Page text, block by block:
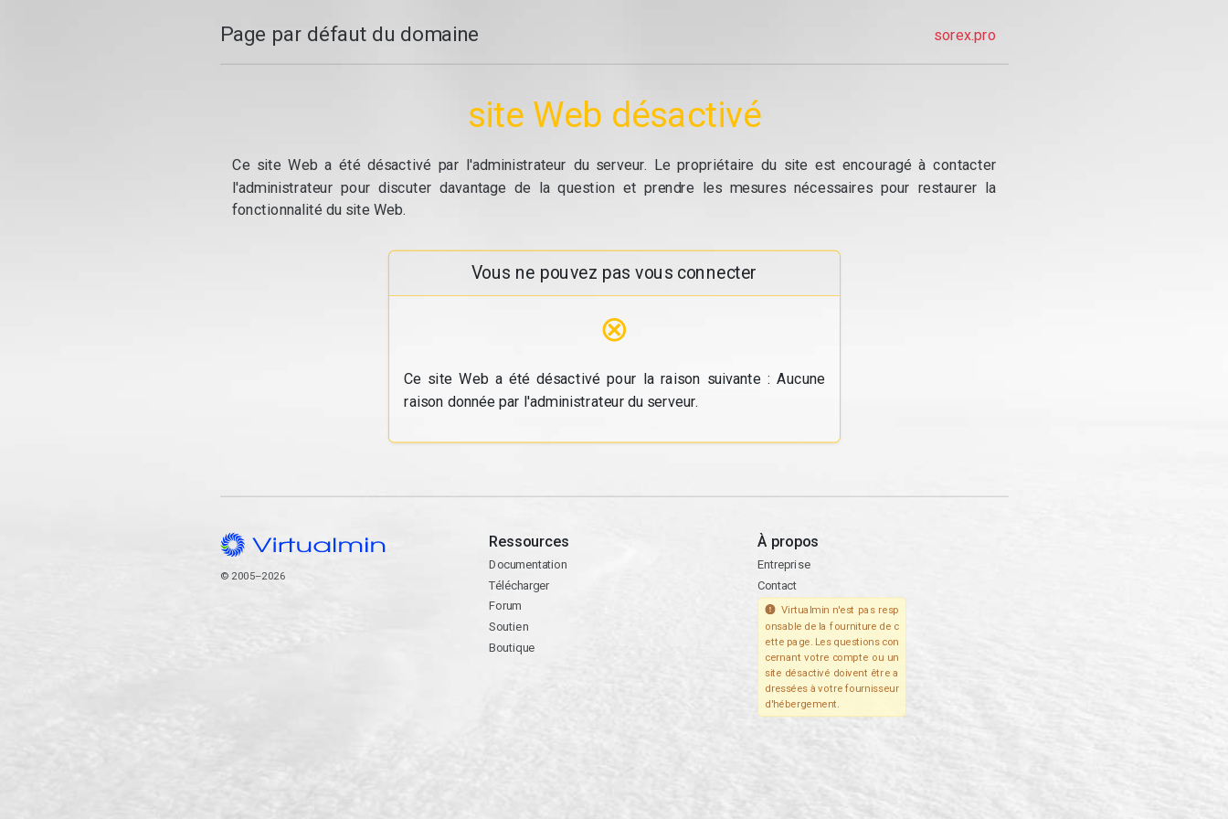
Page par défaut du domaine sorex.pro
site Web désactivé
Ce site Web a été désactivé par l'administrateur du serveur. Le propriétaire du site est encouragé à contacter
l'administrateur pour discuter davantage de la question et prendre les mesures nécessaires pour restaurer la
fonctionnalité du site Web.
Vous ne pouvez pas vous connecter
⊗
Ce site Web a été désactivé pour la raison suivante : Aucune
raison donnée par l'administrateur du serveur.
© 2005–2026
Ressources
Documentation
Télécharger
Forum
Soutien
Boutique
À propos
Entreprise
Contact
Virtualmin n'est pas resp
onsable de la fourniture de c
ette page. Les questions con
cernant votre compte ou un
site désactivé doivent être a
dressées à votre fournisseur
d'hébergement.